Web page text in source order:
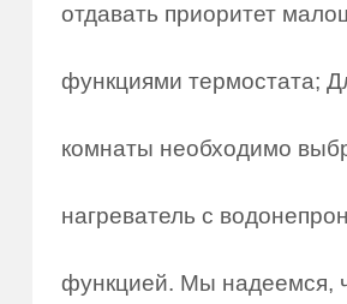
отдавать приоритет
функциями термостата;
комнаты необходимо
нагреватель с
функцией. Мы надеемся,